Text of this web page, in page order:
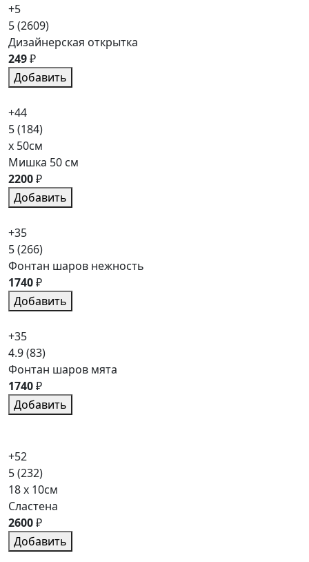
+5
5(2609)
Дизайнерская открытка
249₽
Добавить
+44
5(184)
x 50см
Мишка 50 см
2200₽
Добавить
+35
5(266)
Фонтан шаров нежность
1740₽
Добавить
+35
4.9(83)
Фонтан шаров мята
1740₽
Добавить
+52
5(232)
18 x 10см
Сластена
2600₽
Добавить